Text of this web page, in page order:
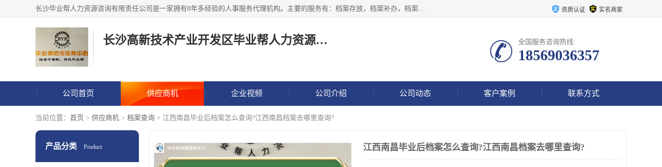
长沙毕业帮人力资源咨询有限责任公司是一家拥有8年多经验的人事服务代理机构。主要的服务有：档案存放，档案补办，档案激活，档案查询，档案查找，档案托管，档案调取，档案异地代办，档案异常处理 等；提供毕业档案处理、人事档案服务、商务代理代办、个人档案等服务，同时办事过程全程与客户沟通，确保真实、安全、可靠！ 资质认证 实名商家
长沙高新技术产业开发区毕业帮人力资源咨询有限责任公司 全国服务咨询热线:
18569036357
公司首页 供应商机 企业视频 公司介绍 公司动态 客户案例 联系方式
当前位置： 首页 > 供应商机 > 档案查询 > 江西南昌毕业后档案怎么查询?江西南昌档案去哪里查询?
产品分类 Product 江西南昌毕业后档案怎么查询?江西南昌档案去哪里查询?